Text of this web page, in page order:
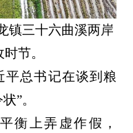
镇三十六曲溪两岸
节。
平总书记在谈到粮
”。
衡上弄虚作假，